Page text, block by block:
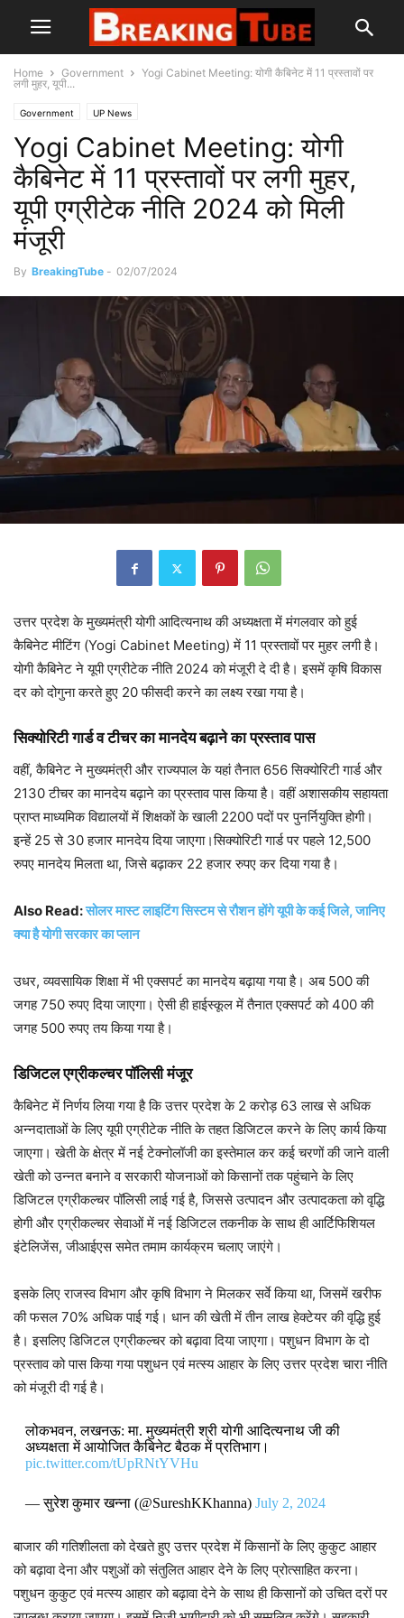
Home Government
Yogi Cabinet Meeting: योगी कैबिनेट में 11 प्रस्तावों पर
लगी मुहर, यूपी...
Government UP News
Yogi Cabinet Meeting: योगी
कैबिनेट में 11 प्रस्तावों पर लगी मुहर,
यूपी एग्रीटेक नीति 2024 को मिली
मंजूरी
By BreakingTube - 02/07/2024
उत्तर प्रदेश के मुख्यमंत्री योगी आदित्यनाथ की अध्यक्षता में मंगलवार को हुई
कैबिनेट मीटिंग (Yogi Cabinet Meeting) में 11 प्रस्तावों पर मुहर लगी है।
योगी कैबिनेट ने यूपी एग्रीटेक नीति 2024 को मंजूरी दे दी है। इसमें कृषि विकास
दर को दोगुना करते हुए 20 फीसदी करने का लक्ष्य रखा गया है।
सिक्योरिटी गार्ड व टीचर का मानदेय बढ़ाने का प्रस्ताव पास
वहीं, कैबिनेट ने मुख्यमंत्री और राज्यपाल के यहां तैनात 656 सिक्योरिटी गार्ड और
2130 टीचर का मानदेय बढ़ाने का प्रस्ताव पास किया है। वहीं अशासकीय सहायता
प्राप्त माध्यमिक विद्यालयों में शिक्षकों के खाली 2200 पदों पर पुनर्नियुक्ति होगी।
इन्हें 25 से 30 हजार मानदेय दिया जाएगा।सिक्योरिटी गार्ड पर पहले 12,500
रुपए मानदेय मिलता था, जिसे बढ़ाकर 22 हजार रुपए कर दिया गया है।
Also Read:सोलर मास्ट लाइटिंग सिस्टम से रौशन होंगे यूपी के कई जिले, जानिए
क्या है योगी सरकार का प्लान
उधर, व्यवसायिक शिक्षा में भी एक्सपर्ट का मानदेय बढ़ाया गया है। अब 500 की
जगह 750 रुपए दिया जाएगा। ऐसी ही हाईस्कूल में तैनात एक्सपर्ट को 400 की
जगह 500 रुपए तय किया गया है।
डिजिटल एग्रीकल्चर पॉलिसी मंजूर
कैबिनेट में निर्णय लिया गया है कि उत्तर प्रदेश के 2 करोड़ 63 लाख से अधिक
अन्नदाताओं के लिए यूपी एग्रीटेक नीति के तहत डिजिटल करने के लिए कार्य किया
जाएगा। खेती के क्षेत्र में नई टेक्नोलॉजी का इस्तेमाल कर कई चरणों की जाने वाली
खेती को उन्नत बनाने व सरकारी योजनाओं को किसानों तक पहुंचाने के लिए
डिजिटल एग्रीकल्चर पॉलिसी लाई गई है, जिससे उत्पादन और उत्पादकता को वृद्धि
होगी और एग्रीकल्चर सेवाओं में नई डिजिटल तकनीक के साथ ही आर्टिफिशियल
इंटेलिजेंस, जीआईएस समेत तमाम कार्यक्रम चलाए जाएंगे।
इसके लिए राजस्व विभाग और कृषि विभाग ने मिलकर सर्वे किया था, जिसमें खरीफ
की फसल 70% अधिक पाई गई। धान की खेती में तीन लाख हेक्टेयर की वृद्धि हुई
है। इसलिए डिजिटल एग्रीकल्चर को बढ़ावा दिया जाएगा। पशुधन विभाग के दो
प्रस्ताव को पास किया गया पशुधन एवं मत्स्य आहार के लिए उत्तर प्रदेश चारा नीति
को मंजूरी दी गई है।
लोकभवन, लखनऊ: मा. मुख्यमंत्री श्री योगी आदित्यनाथ जी की
अध्यक्षता में आयोजित कैबिनेट बैठक में प्रतिभाग।
pic.twitter.com/tUpRNtYVHu
— सुरेश कुमार खन्ना (@SureshKKhanna) July 2, 2024
बाजार की गतिशीलता को देखते हुए उत्तर प्रदेश में किसानों के लिए कुकुट आहार
को बढ़ावा देना और पशुओं को संतुलित आहार देने के लिए प्रोत्साहित करना।
पशुधन कुकुट एवं मत्स्य आहार को बढ़ावा देने के साथ ही किसानों को उचित दरों पर